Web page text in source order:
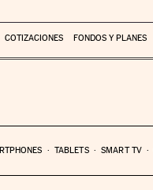
COTIZACIONES FONDOS Y PLANES
TABLETS SMART TV